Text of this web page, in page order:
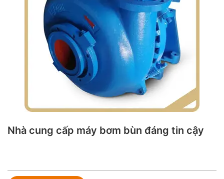
Nhà cung cấp máy bơm bùn đáng tin cậy